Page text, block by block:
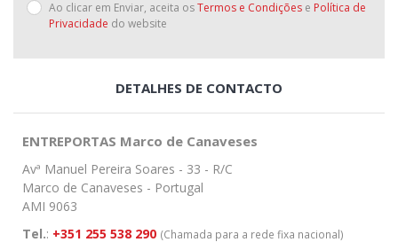
Ao clicar em Enviar, aceita osTermos e Condições e Política de
Privacidade do website
DETALHES DE CONTACTO
ENTREPORTAS Marco de Canaveses
Avª Manuel Pereira Soares - 33 - R/C
Marco de Canaveses - Portugal
AMI 9063
Tel.: +351 255 538 290 (Chamada para a rede fixa nacional)